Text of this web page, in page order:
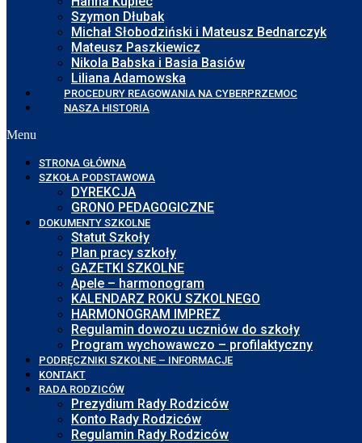
Szymon Dłubak
Michał Słobodziński i Mateusz Bednarczyk
Mateusz Paszkiewicz
Nikola Babska i Basia Basiów
Liliana Adamowska
PROCEDURY REAGOWANIA NA CYBERPRZEMOC
NASZA HISTORIA
Menu
STRONA GŁÓWNA
SZKOŁA PODSTAWOWA
DYREKCJA
GRONO PEDAGOGICZNE
DOKUMENTY SZKOLNE
Statut Szkoły
Plan pracy szkoły
GAZETKI SZKOLNE
Apele – harmonogram
KALENDARZ ROKU SZKOLNEGO
HARMONOGRAM IMPREZ
Regulamin dowozu uczniów do szkoły
Program wychowawczo – profilaktyczny
PODRĘCZNIKI SZKOLNE – INFORMACJE
KONTAKT
RADA RODZICÓW
Prezydium Rady Rodziców
Konto Rady Rodziców
Regulamin Rady Rodziców